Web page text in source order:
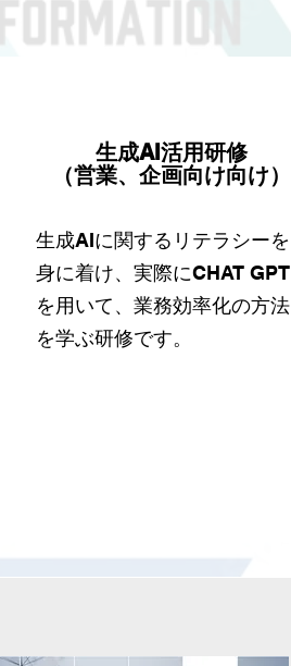
​生成AI活用研修
（営業、企画向け向け）
キストを編集し、商品や
サービスを評価していた
だいたお客様のコメント
を表示しましょう。
生成AIに関するリテラシーを
身に着け、実際にCHAT GPT
を用いて、業務効率化の方法
を学ぶ研修です。